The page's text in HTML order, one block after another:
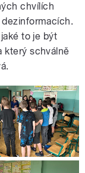
chvílích
to je být
který schválně